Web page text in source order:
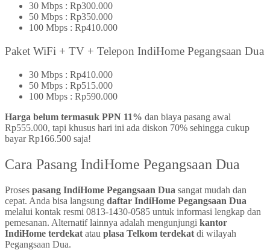
30 Mbps : Rp300.000
50 Mbps : Rp350.000
100 Mbps : Rp410.000
Paket WiFi + TV + Telepon IndiHome Pegangsaan Dua
30 Mbps : Rp410.000
50 Mbps : Rp515.000
100 Mbps : Rp590.000
Harga belum termasuk PPN 11% dan biaya pasang awal
Rp555.000, tapi khusus hari ini ada diskon 70% sehingga cukup
bayar Rp166.500 saja!
Cara Pasang IndiHome Pegangsaan Dua
Proses pasang IndiHome Pegangsaan Dua sangat mudah dan
cepat. Anda bisa langsung daftar IndiHome Pegangsaan Dua
melalui kontak resmi 0813-1430-0585 untuk informasi lengkap dan
pemesanan. Alternatif lainnya adalah mengunjungi kantor
IndiHome terdekat atau plasa Telkom terdekat di wilayah
Pegangsaan Dua.